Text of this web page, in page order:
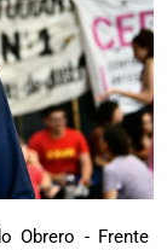
Obrero - Frente